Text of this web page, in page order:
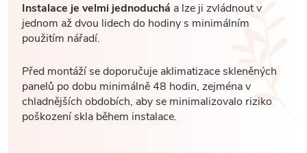
Instalace je velmi jednoduchá a lze ji zvládnout v
jednom až dvou lidech do hodiny s minimálním
použitím nářadí.
Před montáží se doporučuje aklimatizace skleněných
panelů po dobu minimálně 48 hodin, zejména v
chladnějších obdobích, aby se minimalizovalo riziko
poškození skla během instalace.